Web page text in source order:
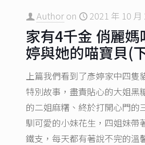
Authoron 2021 年 10 月
家有4千金 俏麗媽
婷與她的喵寶貝(
上篇我們看到了彥婷家中四隻
特別故事，盡責貼心的大姐黑
的二姐麻糬、終於打開心門的
馴可愛的小妹花生，四姐妹帶
鐵支，每天都有著說不完的溫